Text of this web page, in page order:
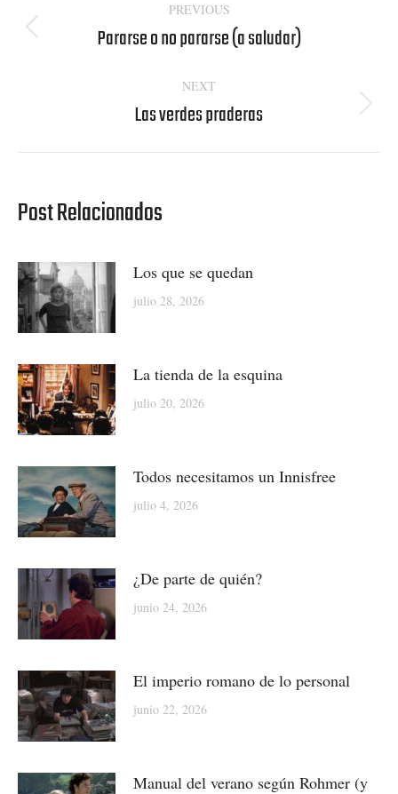
navigation
PREVIOUS
Previous
Pararse o no pararse (a saludar)
NEXT
Next
Las verdes praderas
Post Relacionados
Los que se quedan
julio 28, 2026
La tienda de la esquina
julio 20, 2026
Todos necesitamos un Innisfree
julio 4, 2026
¿De parte de quién?
junio 24, 2026
El imperio romano de lo personal
junio 22, 2026
Manual del verano según Rohmer (y